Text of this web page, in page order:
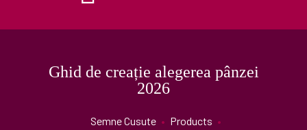
Ghid de creație alegerea pânzei
2026
Semne Cusute • Products •